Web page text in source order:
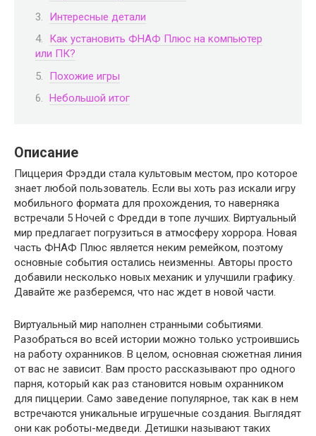
Интересные детали
Как установить ФНАФ Плюс на компьютер
или ПК?
Похожие игры
Небольшой итог
Описание
Пиццерия Фрэдди стала культовым местом, про которое
знает любой пользователь. Если вы хоть раз искали игру
мобильного формата для прохождения, то наверняка
встречали 5 Ночей с Фредди в топе лучших. Виртуальный
мир предлагает погрузиться в атмосферу хоррора. Новая
часть ФНАФ Плюс является неким ремейком, поэтому
основные события остались неизменны. Авторы просто
добавили несколько новых механик и улучшили графику.
Давайте же разберемся, что нас ждет в новой части.
Виртуальный мир наполнен странными событиями.
Разобраться во всей истории можно только устроившись
на работу охранников. В целом, основная сюжетная линия
от вас не зависит. Вам просто рассказывают про одного
парня, который как раз становится новым охранником
для пиццерии. Само заведение популярное, так как в нем
встречаются уникальные игрушечные создания. Выглядят
они как роботы-медведи. Детишки называют таких